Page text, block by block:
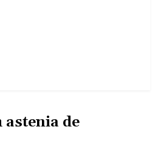
astenia de